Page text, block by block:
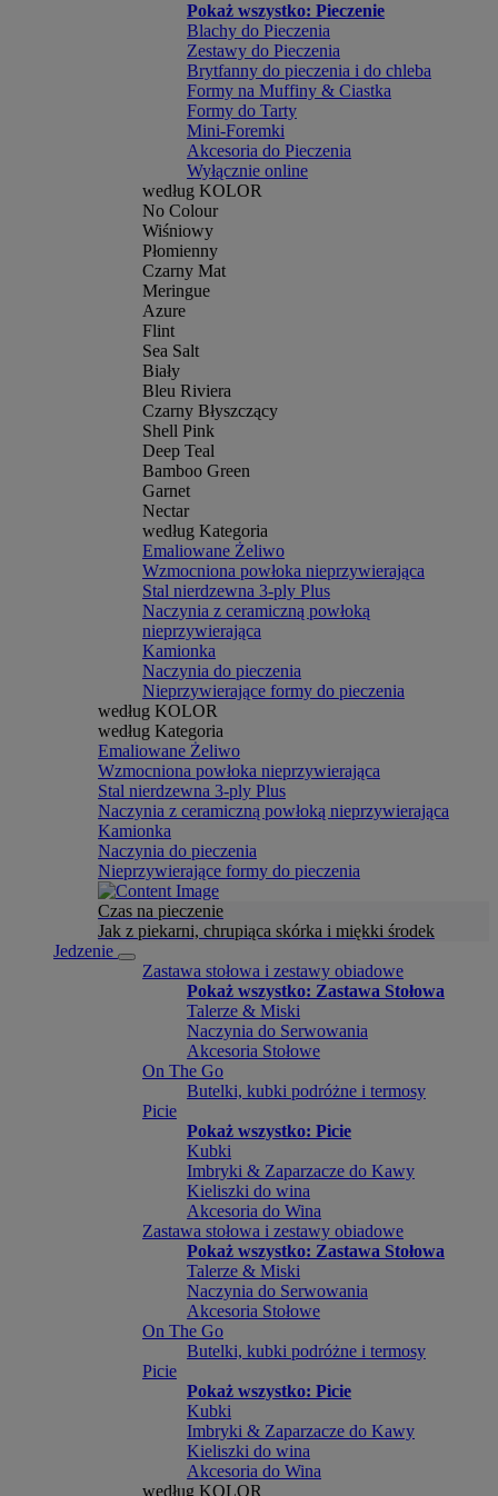
Pokaż wszystko: Pieczenie
Blachy do Pieczenia
Zestawy do Pieczenia
Brytfanny do pieczenia i do chleba
Formy na Muffiny & Ciastka
Formy do Tarty
Mini-Foremki
Akcesoria do Pieczenia
Wyłącznie online
według KOLOR
No Colour
Wiśniowy
Płomienny
Czarny Mat
Meringue
Azure
Flint
Sea Salt
Biały
Bleu Riviera
Czarny Błyszczący
Shell Pink
Deep Teal
Bamboo Green
Garnet
Nectar
według Kategoria
Emaliowane Żeliwo
Wzmocniona powłoka nieprzywierająca
Stal nierdzewna 3-ply Plus
Naczynia z ceramiczną powłoką
nieprzywierająca
Kamionka
Naczynia do pieczenia
Nieprzywierające formy do pieczenia
według KOLOR
według Kategoria
Emaliowane Żeliwo
Wzmocniona powłoka nieprzywierająca
Stal nierdzewna 3-ply Plus
Naczynia z ceramiczną powłoką nieprzywierająca
Kamionka
Naczynia do pieczenia
Nieprzywierające formy do pieczenia
Czas na pieczenie
Jak z piekarni, chrupiąca skórka i miękki środek
Jedzenie
Zastawa stołowa i zestawy obiadowe
Pokaż wszystko: Zastawa Stołowa
Talerze & Miski
Naczynia do Serwowania
Akcesoria Stołowe
On The Go
Butelki, kubki podróżne i termosy
Picie
Pokaż wszystko: Picie
Kubki
Imbryki & Zaparzacze do Kawy
Kieliszki do wina
Akcesoria do Wina
Zastawa stołowa i zestawy obiadowe
Pokaż wszystko: Zastawa Stołowa
Talerze & Miski
Naczynia do Serwowania
Akcesoria Stołowe
On The Go
Butelki, kubki podróżne i termosy
Picie
Pokaż wszystko: Picie
Kubki
Imbryki & Zaparzacze do Kawy
Kieliszki do wina
Akcesoria do Wina
według KOLOR